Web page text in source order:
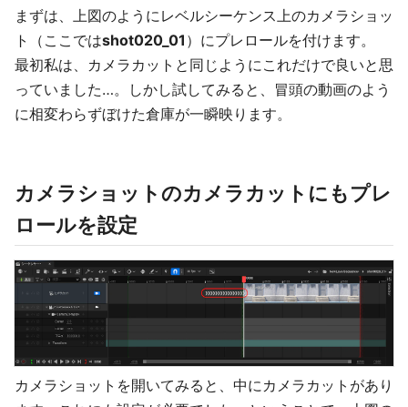
まずは、上図のようにレベルシーケンス上のカメラショッ
ト（ここではshot020_01 ）にプレロールを付けます。
最初私は、カメラカットと同じようにこれだけで良いと思
っていました…。しかし試してみると、冒頭の動画のよう
に相変わらずぼけた倉庫が一瞬映ります。
カメラショットのカメラカットにもプレ
ロールを設定
カメラショットを開いてみると、中にカメラカットがあり